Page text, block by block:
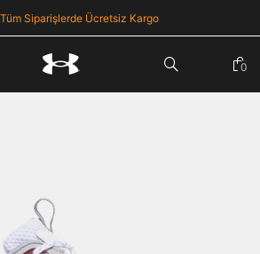
Tüm Siparişlerde Ücretsiz Kargo
0
Parolayı Yenile